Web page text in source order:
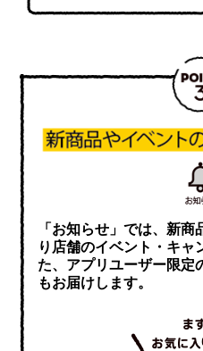
「お知らせ」では、新
り店舗のイベント・キャ
た、アプリユーザー限定
もお届けします。